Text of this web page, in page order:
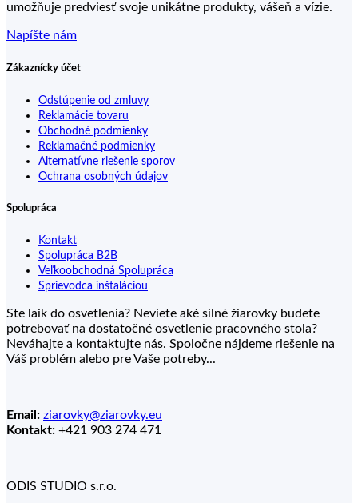
umožňuje predviesť svoje unikátne produkty, vášeň a vízie.
Napíšte nám
Zákaznícky účet
Odstúpenie od zmluvy
Reklamácie tovaru
Obchodné podmienky
Reklamačné podmienky
Alternatívne riešenie sporov
Ochrana osobných údajov
Spolupráca
Kontakt
Spolupráca B2B
Veľkoobchodná Spolupráca
Sprievodca inštaláciou
Ste laik do osvetlenia? Neviete aké silné žiarovky budete
potrebovať na dostatočné osvetlenie pracovného stola?
Neváhajte a kontaktujte nás. Spoločne nájdeme riešenie na
Váš problém alebo pre Vaše potreby...
Email: ziarovky@ziarovky.eu
Kontakt: +421 903 274 471
ODIS STUDIO s.r.o.